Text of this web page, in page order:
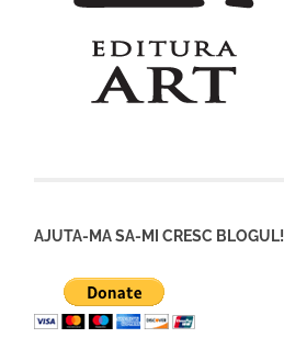
AJUTA-MA SA-MI CRESC BLOGUL!